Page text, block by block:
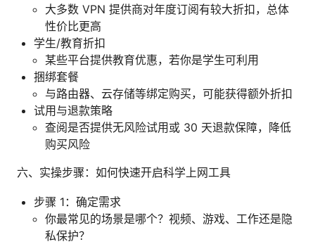
大多数 VPN 提供商对年度订阅有较大折扣，总体
性价比更高
学生/教育折扣
某些平台提供教育优惠，若你是学生可利用
捆绑套餐
与路由器、云存储等绑定购买，可能获得额外折扣
试用与退款策略
查阅是否提供无风险试用或 30 天退款保障，降低
购买风险
六、实操步骤：如何快速开启科学上网工具
步骤 1：确定需求
你最常见的场景是哪个？视频、游戏、工作还是隐
私保护？